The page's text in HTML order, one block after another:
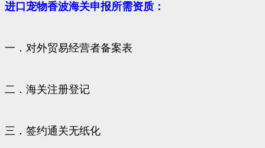
进口宠物香波海关申报所需资质：
一．对外贸易经营者备案表
二．海关注册登记
三．签约通关无纸化